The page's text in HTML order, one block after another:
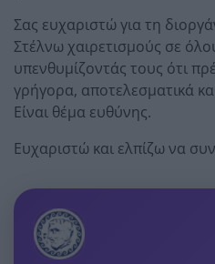
Σας ευχαριστώ για τη
Στέλνω χαιρετισμούς σε
υπενθυμίζοντάς τους ότι
γρήγορα, αποτελεσματικά
Είναι θέμα ευθύνης.
Ευχαριστώ και ελπίζω να